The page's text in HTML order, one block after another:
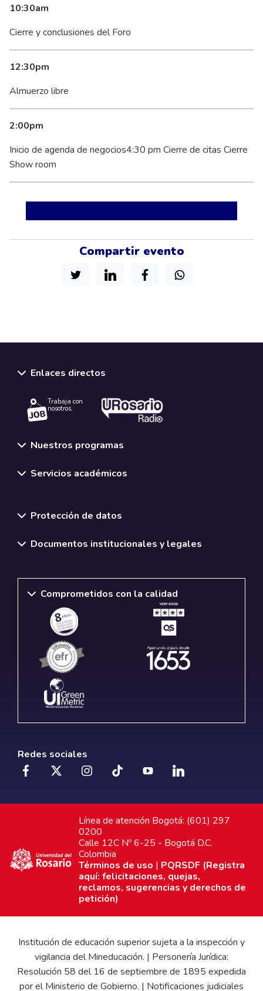
Compartir evento
10:30am
Cierre y conclusiones del Foro
12:30pm
Almuerzo libre
2:00pm
Inicio de agenda de negocios4:30 pm Cierre de citas Cierre
Show room
Enlaces directos
Trabaja con
nosotros.
Nuestros programas
Servicios académicos
Protección de datos
Documentos institucionales y legales
Comprometidos con la calidad
Redes sociales
Línea de atención Bogotá: (601) 297
0200
Calle 12C Nº 6-25 - Bogotá D.C.
Colombia
Términos de uso | PQRSDF (Registra
aquí: felicitaciones, quejas,
reclamos, sugerencias y derechos de
petición)
Institución de educación superior sujeta a la inspección y
vigilancia del Mineducación. | Personería Jurídica:
Resolución 58 del 16 de septiembre de 1895 expedida
por el Ministerio de Gobierno. | Notificaciones judiciales